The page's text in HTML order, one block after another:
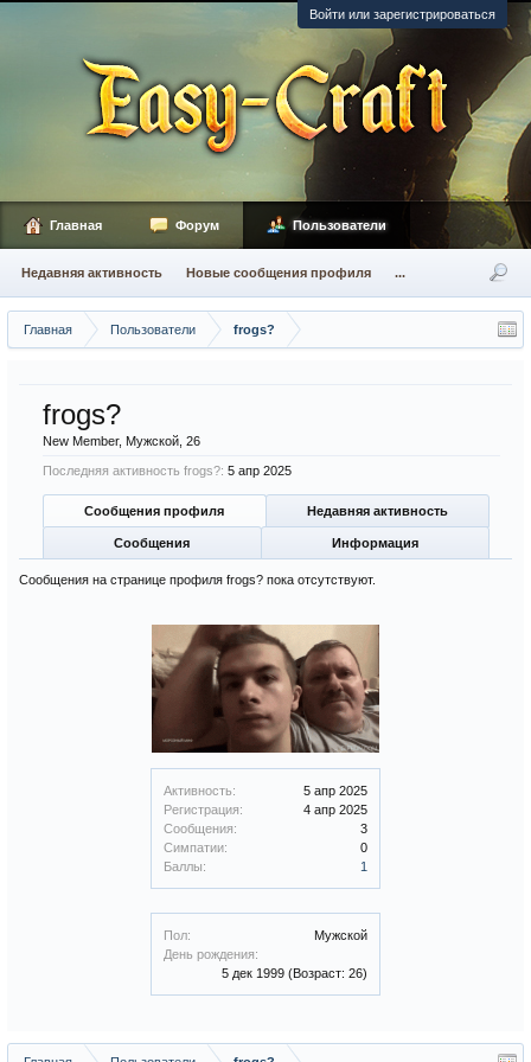
Войти или зарегистрироваться
Главная Пользователи frogs?
Активность:
5 апр 2025
Регистрация:
4 апр 2025
Сообщения:
3
Симпатии:
0
Баллы:
1
Пол:
Мужской
День рождения:
5 дек 1999 (Возраст: 26)
frogs?
New Member, Мужской, 26
Последняя активность frogs?: 5 апр 2025
Сообщения профиля Недавняя активность
Сообщения Информация
Сообщения на странице профиля frogs? пока отсутствуют.
Главная Форум Пользователи
Недавняя активность Новые сообщения профиля ...